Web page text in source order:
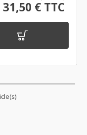
31,50 € TTC